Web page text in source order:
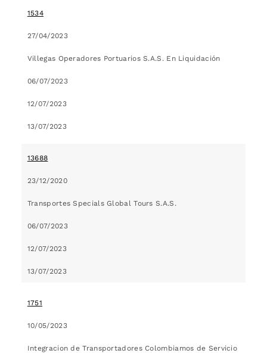
1534
27/04/2023
Villegas Operadores Portuarios S.A.S. En Liquidación
06/07/2023
12/07/2023
13/07/2023
13688
23/12/2020
Transportes Specials Global Tours S.A.S.
06/07/2023
12/07/2023
13/07/2023
1751
10/05/2023
Integracion de Transportadores Colombiamos de Servicio